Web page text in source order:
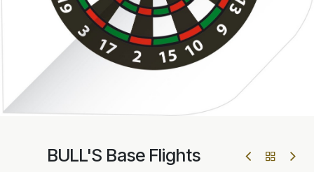
BULL'S Base Flights